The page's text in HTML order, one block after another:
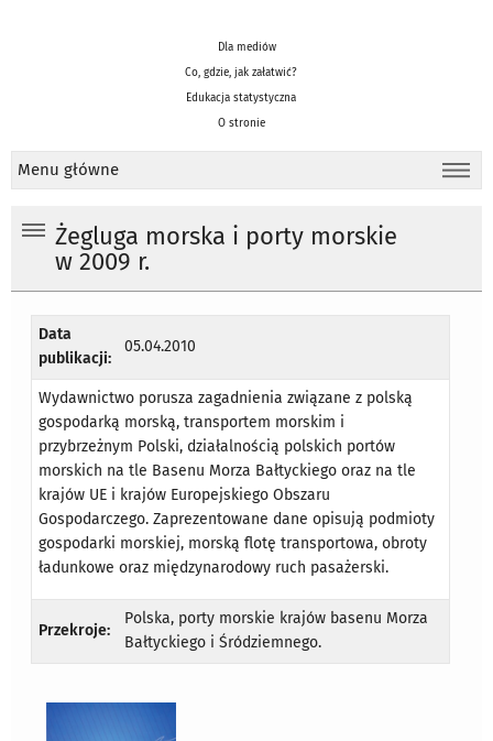
Dla mediów
Co, gdzie, jak załatwić?
Edukacja statystyczna
O stronie
Menu główne
Żegluga morska i porty morskie
w 2009 r.
Data
publikacji:
05.04.2010
Wydawnictwo porusza zagadnienia związane z polską
gospodarką morską, transportem morskim i
przybrzeżnym Polski, działalnością polskich portów
morskich na tle Basenu Morza Bałtyckiego oraz na tle
krajów UE i krajów Europejskiego Obszaru
Gospodarczego. Zaprezentowane dane opisują podmioty
gospodarki morskiej, morską flotę transportowa, obroty
ładunkowe oraz międzynarodowy ruch pasażerski.
Przekroje:
Polska, porty morskie krajów basenu Morza
Bałtyckiego i Śródziemnego.